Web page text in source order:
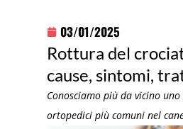
03/01/2025
Rottura del
cause, sintomi,
Conosciamo più da vicino
ortopedici più comuni nel